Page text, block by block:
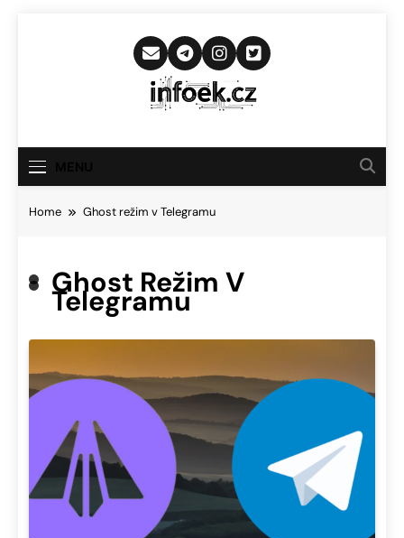
Infoek.cz
Novinkám
Home Ghost režim v Telegramu
Ghost Režim V
Telegramu